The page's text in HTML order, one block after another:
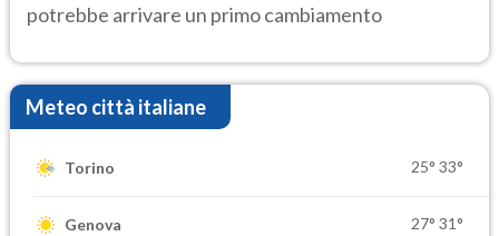
potrebbe arrivare un primo cambiamento
Meteo città italiane
Torino 25° 33°
Genova 27° 31°